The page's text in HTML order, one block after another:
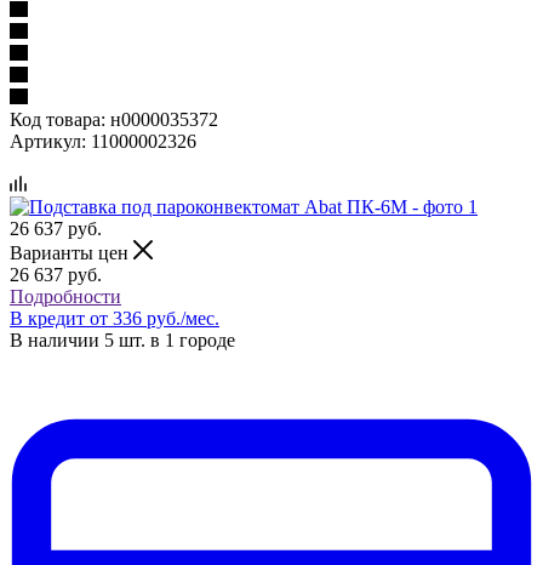
Код товара: н0000035372
Артикул: 11000002326
26 637 руб.
Варианты цен
26 637 руб.
Подробности
В кредит от 336 руб./мес.
В наличии 5 шт. в 1 городе